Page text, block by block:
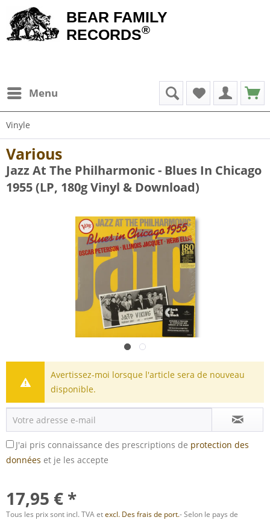
BEAR FAMILY
RECORDS®
Menu
Vinyle
Various
Jazz At The Philharmonic - Blues In Chicago
1955 (LP, 180g Vinyl & Download)
Avertissez-moi lorsque l'article sera de nouveau
disponible.
J'ai pris connaissance des prescriptions de protection des
données et je les accepte
17,95 € *
Tous les prix sont incl. TVA etexcl. Des frais de port.- Selon le pays de